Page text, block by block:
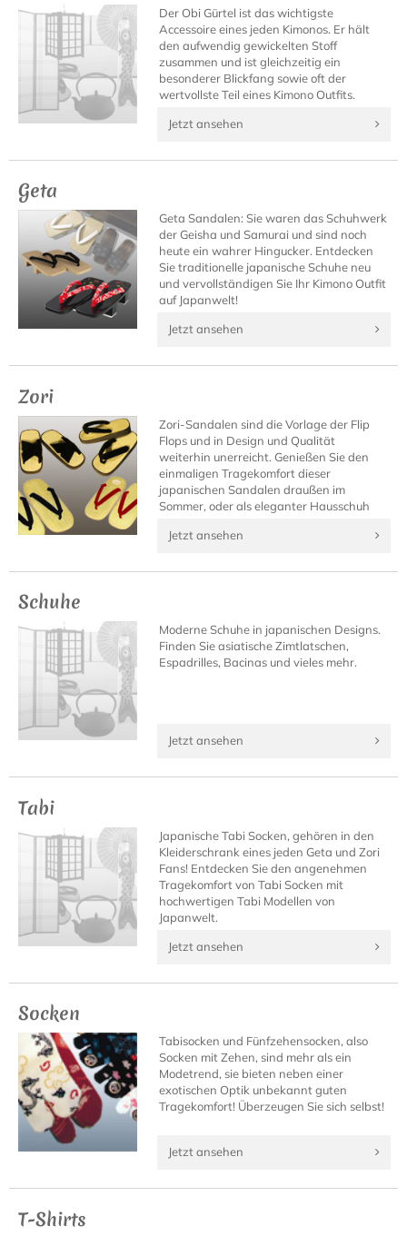
Der Obi Gürtel ist das wichtigste
Accessoire eines jeden Kimonos. Er hält
den aufwendig gewickelten Stoff
zusammen und ist gleichzeitig ein
besonderer Blickfang sowie oft der
wertvollste Teil eines Kimono Outfits.
Jetzt ansehen
Geta
Geta Sandalen: Sie waren das Schuhwerk
der Geisha und Samurai und sind noch
heute ein wahrer Hingucker. Entdecken
Sie traditionelle japanische Schuhe neu
und vervollständigen Sie Ihr Kimono Outfit
auf Japanwelt!
Jetzt ansehen
Zori
Zori-Sandalen sind die Vorlage der Flip
Flops und in Design und Qualität
weiterhin unerreicht. Genießen Sie den
einmaligen Tragekomfort dieser
japanischen Sandalen draußen im
Sommer, oder als eleganter Hausschuh
Jetzt ansehen
Schuhe
Moderne Schuhe in japanischen Designs.
Finden Sie asiatische Zimtlatschen,
Espadrilles, Bacinas und vieles mehr.
Jetzt ansehen
Tabi
Japanische Tabi Socken, gehören in den
Kleiderschrank eines jeden Geta und Zori
Fans! Entdecken Sie den angenehmen
Tragekomfort von Tabi Socken mit
hochwertigen Tabi Modellen von
Japanwelt.
Jetzt ansehen
Socken
Tabisocken und Fünfzehensocken, also
Socken mit Zehen, sind mehr als ein
Modetrend, sie bieten neben einer
exotischen Optik unbekannt guten
Tragekomfort! Überzeugen Sie sich selbst!
Jetzt ansehen
T-Shirts